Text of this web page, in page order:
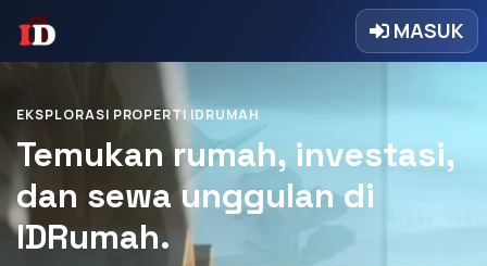
MASUK
EKSPLORASI PROPERTI IDRUMAH
Temukan rumah, investasi,
dan sewa unggulan di
IDRumah.